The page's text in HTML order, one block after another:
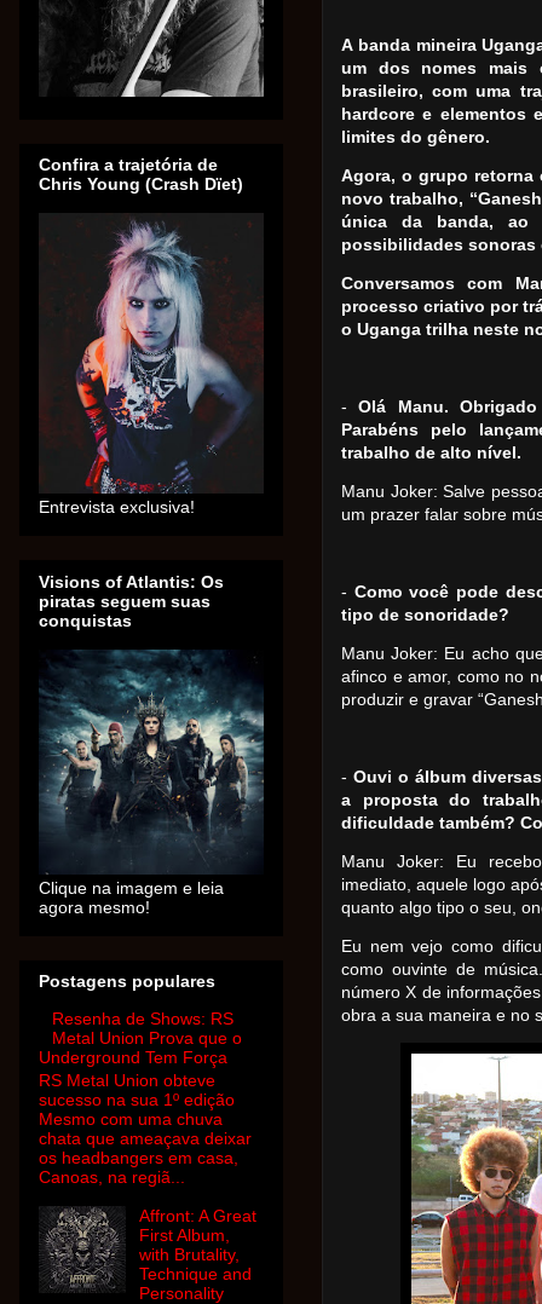
A banda mineira
um dos nomes mais
brasileiro, com uma
hardcore e elementos
limites do gênero.
Agora, o grupo retorna
novo trabalho,
única da banda, ao
possibilidades
Conversamos com
processo criativo por
o Uganga trilha neste
-Olá Manu.
Parabéns pelo
trabalho de alto nível.
Manu Joker: Salve
um prazer falar sobre
- Como você pode
tipo de sonoridade?
Manu Joker: Eu acho
afinco e amor, como no
produzir e gravar
- Ouvi o álbum
a proposta do
dificuldade também?
Manu Joker: Eu
imediato, aquele logo
quanto algo tipo o seu,
Eu nem vejo como
como ouvinte de
número X de
obra a sua maneira e no
Confira a trajetória de
Chris Young (Crash Dïet)
Entrevista exclusiva!
Visions of Atlantis: Os
piratas seguem suas
conquistas
Clique na imagem e leia
agora mesmo!
Postagens populares
Resenha de Shows: RS
Metal Union Prova que o
Underground Tem Força
RS Metal Union obteve
sucesso na sua 1º edição
Mesmo com uma chuva
chata que ameaçava deixar
os headbangers em casa,
Canoas, na regiã...
Affront: A Great
First Album,
with Brutality,
Technique and
Personality